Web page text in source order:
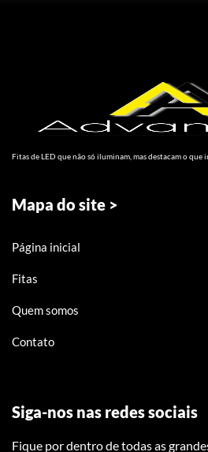
Fitas de LED que não só iluminam, mas destacam o que
Mapa do site >
Página inicial
Fitas
Quem somos
Contato
Siga-nos nas redes sociais
Fique por dentro de todas as